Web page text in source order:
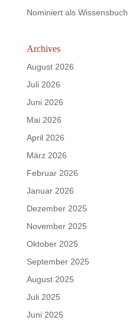
Nominiert als
Archives
August 2026
Juli 2026
Juni 2026
Mai 2026
April 2026
März 2026
Februar 2026
Januar 2026
Dezember 2025
November 2025
Oktober 2025
September 2025
August 2025
Juli 2025
Juni 2025